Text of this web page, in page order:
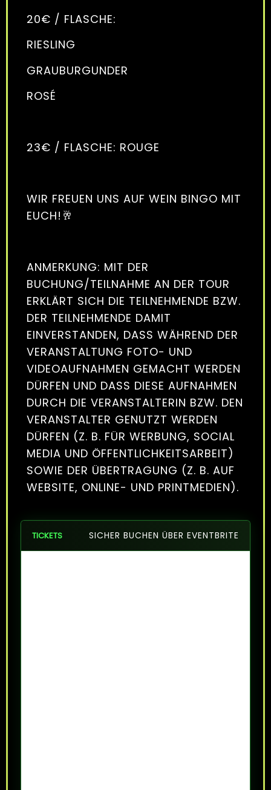
20€ / FLASCHE:
RIESLING
GRAUBURGUNDER
ROSÉ
23€ / FLASCHE: ROUGE
WIR FREUEN UNS AUF WEIN BINGO MIT
EUCH!🥂
ANMERKUNG: MIT DER
BUCHUNG/TEILNAHME AN DER TOUR
ERKLÄRT SICH DIE TEILNEHMENDE BZW.
DER TEILNEHMENDE DAMIT
EINVERSTANDEN, DASS WÄHREND DER
VERANSTALTUNG FOTO- UND
VIDEOAUFNAHMEN GEMACHT WERDEN
DÜRFEN UND DASS DIESE AUFNAHMEN
DURCH DIE VERANSTALTERIN BZW. DEN
VERANSTALTER GENUTZT WERDEN
DÜRFEN (Z. B. FÜR WERBUNG, SOCIAL
MEDIA UND ÖFFENTLICHKEITSARBEIT)
SOWIE DER ÜBERTRAGUNG (Z. B. AUF
WEBSITE, ONLINE- UND PRINTMEDIEN).
TICKETS SICHER BUCHEN ÜBER EVENTBRITE